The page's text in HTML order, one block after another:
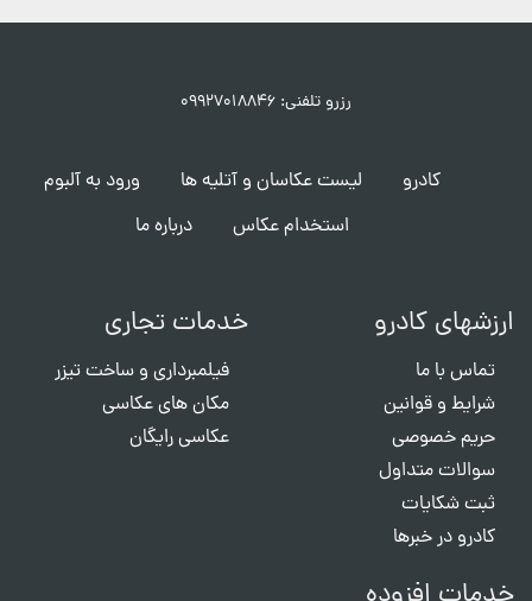
رزرو تلفنی: ۰۹۹۲۷۰۱۸۸۴۶
کادرو لیست عکاسان و آتلیه ها
ورود به آلبوم
استخدام عکاس
درباره ما
ارزشهای کادرو
تماس با ما
شرایط و قوانین
حریم خصوصی
سوالات متداول
ثبت شکایات
کادرو در خبرها
خدمات تجاری
فیلمبرداری و ساخت تیزر
مکان های عکاسی
عکاسی رایگان